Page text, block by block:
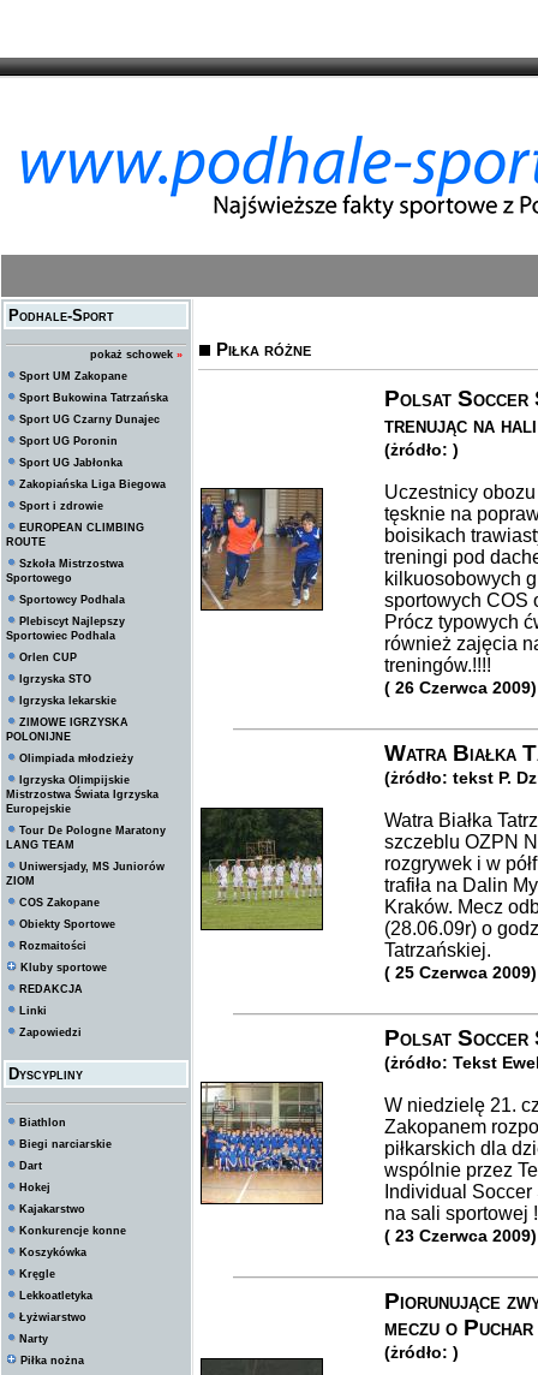
Podhale-Sport
pokaż schowek »
Sport UM Zakopane
Sport Bukowina Tatrzańska
Sport UG Czarny Dunajec
Sport UG Poronin
Sport UG Jabłonka
Zakopiańska Liga Biegowa
Sport i zdrowie
EUROPEAN CLIMBING
ROUTE
Szkoła Mistrzostwa
Sportowego
Sportowcy Podhala
Plebiscyt Najlepszy
Sportowiec Podhala
Orlen CUP
Igrzyska STO
Igrzyska lekarskie
ZIMOWE IGRZYSKA
POLONIJNE
Olimpiada młodzieży
Igrzyska Olimpijskie
Mistrzostwa Świata Igrzyska
Europejskie
Tour De Pologne Maratony
LANG TEAM
Uniwersjady, MS Juniorów
ZIOM
COS Zakopane
Obiekty Sportowe
Rozmaitości
Kluby sportowe
REDAKCJA
Linki
Zapowiedzi
Dyscypliny
Biathlon
Biegi narciarskie
Dart
Hokej
Kajakarstwo
Konkurencje konne
Koszykówka
Kręgle
Lekkoatletyka
Łyżwiarstwo
Narty
Piłka nożna
Piłka różne
Polsat Soccer
trenując na
(żródło: )
Uczestnicy
tęsknie na
boisikach
treningi pod
kilkuosobowych
sportowych COS
Prócz typowych
również zajęcia
treningów.!!!!
( 26 Czerwca 2009)
Watra Białka
(żródło: tekst P.
Watra Białka
szczeblu OZPN
rozgrywek i w
trafiła na Dalin
Kraków. Mecz
(28.06.09r) o
Tatrzańskiej.
( 25 Czerwca 2009)
Polsat Soccer
(żródło: Tekst
W niedzielę 21.
Zakopanem
piłkarskich dla
wspólnie przez
Individual
na sali sportowej
( 23 Czerwca 2009)
Piorunujące
meczu o
(żródło: )